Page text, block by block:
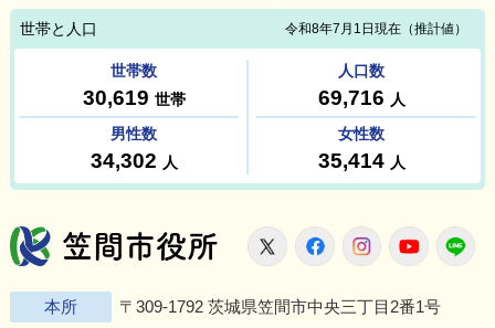
笠間市役所
X FacebookInstagram
本所 〒309-1792 茨城県笠間市中央三丁目2番1号